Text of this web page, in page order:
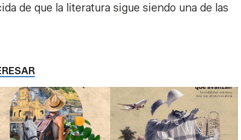
de que la literatura sigue siendo una de las